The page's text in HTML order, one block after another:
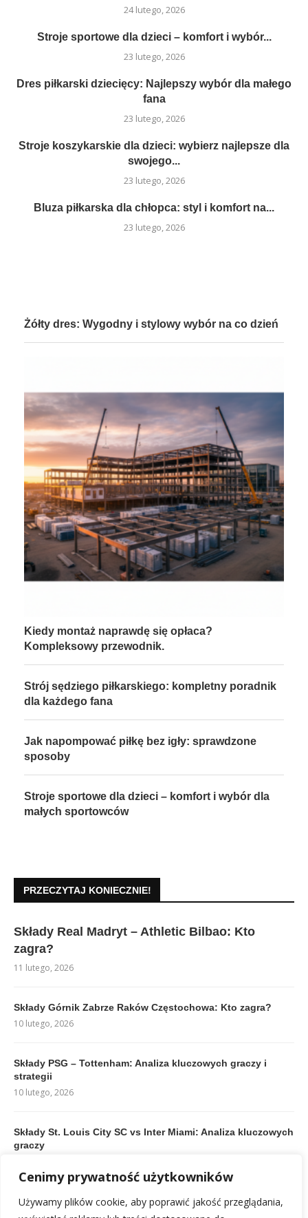
Cenimy prywatność użytkowników
Używamy plików cookie, aby poprawić jakość przeglądania,
24 lutego, 2026
Stroje sportowe dla dzieci – komfort i wybór...
23 lutego, 2026
Dres piłkarski dziecięcy: Najlepszy wybór dla małego
fana
23 lutego, 2026
Stroje koszykarskie dla dzieci: wybierz najlepsze dla
swojego...
23 lutego, 2026
Bluza piłkarska dla chłopca: styl i komfort na...
23 lutego, 2026
Żółty dres: Wygodny i stylowy wybór na co dzień
Kiedy montaż naprawdę się opłaca?
Kompleksowy przewodnik.
Strój sędziego piłkarskiego: kompletny poradnik
dla każdego fana
Jak napompować piłkę bez igły: sprawdzone
sposoby
Stroje sportowe dla dzieci – komfort i wybór dla
małych sportowców
PRZECZYTAJ KONIECZNIE!
Składy Real Madryt – Athletic Bilbao: Kto
zagra?
11 lutego, 2026
Składy Górnik Zabrze Raków Częstochowa: Kto zagra?
10 lutego, 2026
Składy PSG – Tottenham: Analiza kluczowych graczy i
strategii
10 lutego, 2026
Składy St. Louis City SC vs Inter Miami: Analiza kluczowych
graczy
Składy: Al-Hilal – Asz-Szabab Rijad: Analiza przed starciem
gigantów